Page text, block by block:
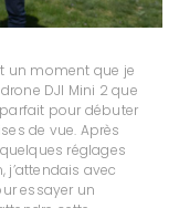
un moment que je
DJI Mini 2 que
parfait pour débuter
de vue. Après
réglages
avec
essayer un